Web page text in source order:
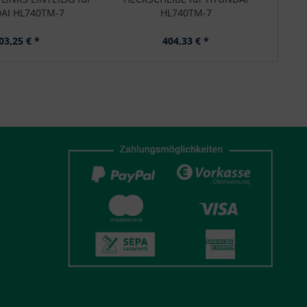
HL740TM-7
€ *
HL740TM-7
404,33 € *